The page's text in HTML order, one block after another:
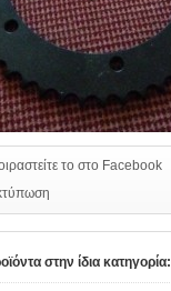
το στο Facebook
στην ίδια κατηγορία: